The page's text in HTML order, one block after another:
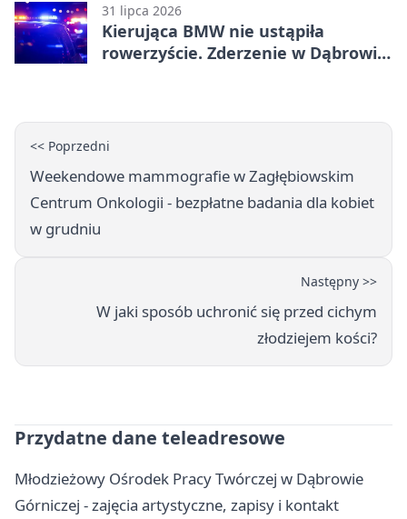
31 lipca 2026
Kierująca BMW nie ustąpiła
rowerzyście. Zderzenie w Dąbrowie
<< Poprzedni
Weekendowe mammografie w Zagłębiowskim
Centrum Onkologii - bezpłatne badania dla kobiet
w grudniu
Następny >>
W jaki sposób uchronić się przed cichym
złodziejem kości?
Przydatne dane teleadresowe
Młodzieżowy Ośrodek Pracy Twórczej w Dąbrowie
Górniczej - zajęcia artystyczne, zapisy i kontakt